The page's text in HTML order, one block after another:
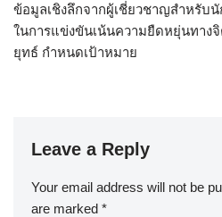
ข้อมูลเชิงลึกจากผู้เชี่ยวชาญสำหรับ
ในการแข่งขันเน้นความยืดหยุ่นทางจิ
ยุทธ์ กำหนดเป้าหมาย
Leave a Reply
Your email address will not be
are marked *